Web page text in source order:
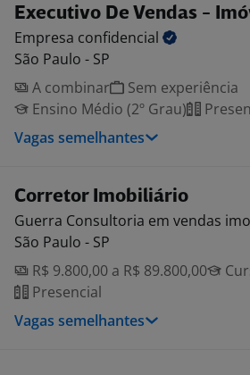
Executivo De Vendas -
Empresa confidencial
São Paulo - SP
A combinar
Sem experiência
Ensino Médio (2º Grau)
Vagas semelhantes
Corretor Imobiliário
Guerra Consultoria em vendas
São Paulo - SP
R$ 9.800,00 a R$ 89.800,00
Presencial
Vagas semelhantes